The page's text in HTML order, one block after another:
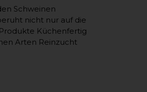
Schweinen
nicht nur auf die
Küchenfertig
Arten Reinzucht